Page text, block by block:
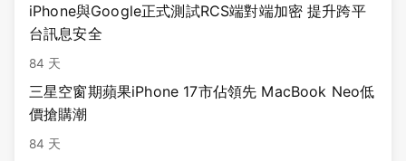
iPhone與Google正式測試RCS端對端加密 提升跨平
台訊息安全
84 天
三星空窗期蘋果iPhone 17市佔領先 MacBook Neo低
價搶購潮
84 天